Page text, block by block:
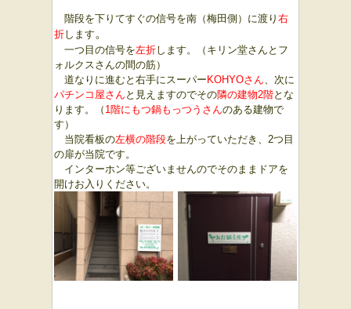
階段を下りてすぐの信号を南（梅田側）に渡り 右
折します 。
一つ目の信号を左折します。（キリン堂さんとフ
ォルクスさんの間の筋）
道なりに進むと右手にスーパー KOHYOさん、次に
パチンコ屋さん と見えますのでその隣の建物2階とな
ります。（ 1階にもつ鍋もっつうさんのある建物で
す）
当院看板の左横の階段を上がっていただき、2つ目
の扉が当院です。
インターホン等ございませんのでそのままドアを
開けお入りください。